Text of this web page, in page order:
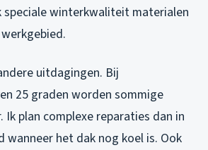
speciale winterkwaliteit materialen
uitdagingen. Bij
25 graden worden sommige
plan complexe reparaties dan in
wanneer het dak nog koel is. Ook